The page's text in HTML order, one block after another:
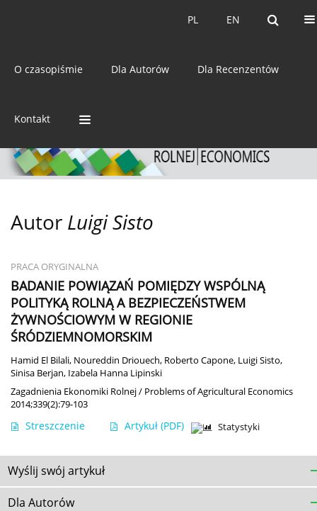
EN
PL EN
PL
O czasopiśmie Dla Autorów Dla Recenzentów
Kontakt
ISSN: 0044-1600
Autor Luigi Sisto
PRACA ORYGINALNA
BADANIE POWIĄZAŃ POMIĘDZY WSPÓLNĄ
POLITYKĄ ROLNĄ A BEZPIECZEŃSTWEM
ŻYWNOŚCIOWYM W REGIONIE
ŚRÓDZIEMNOMORSKIM
Hamid El Bilali, Noureddin Driouech, Roberto Capone, Luigi Sisto,
Sinisa Berjan, Izabela Hanna Lipinski
Zagadnienia Ekonomiki Rolnej / Problems of Agricultural Economics
2014;339(2):79-103
Streszczenie Artykuł (PDF) Statystyki
Wyślij swój artykuł
Dla Autorów